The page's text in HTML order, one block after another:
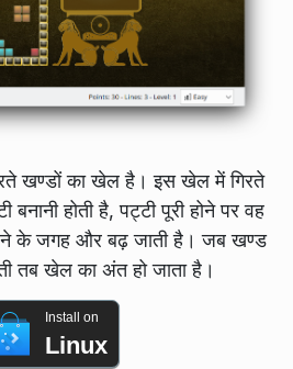
खण्डों का खेल है। इस खेल में गिरते
बनानी होती है, पट्टी पूरी होने पर वह
के जगह और बढ़ जाती है। जब खण्ड
तब खेल का अंत हो जाता है।
Install on
Linux